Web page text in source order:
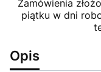
Zamówienia
piątku w dni
Opis